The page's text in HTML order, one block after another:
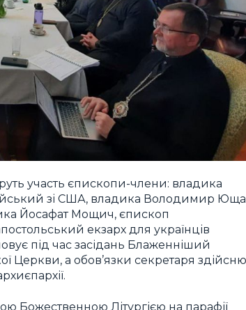
участь єпископи-члени: владика
зі США, владика Володимир
Йосафат Мощич, єпископ
екзарх для українців
під час засідань Блаженніший
Церкви, а обов’язки секретаря
Божественною Літургією на парафії